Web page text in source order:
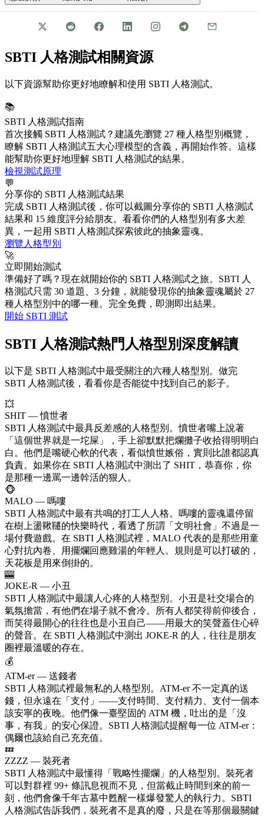
SBTI 人格測試的五大心理模型分別是什麼？+
SBTI 人格測試相關資源
以下資源幫助你更好地瞭解和使用 SBTI 人格測試。
📚
SBTI 人格測試指南
首次接觸 SBTI 人格測試？建議先瀏覽 27 種人格型別概覽，
瞭解 SBTI 人格測試五大心理模型的含義，再開始作答。這樣
能幫助你更好地理解 SBTI 人格測試的結果。
檢視測試原理
💬
分享你的 SBTI 人格測試結果
完成 SBTI 人格測試後，你可以截圖分享你的 SBTI 人格測試
結果和 15 維度評分給朋友。看看你們的人格型別有多大差
異，一起用 SBTI 人格測試探索彼此的抽象靈魂。
瀏覽人格型別
🚀
立即開始測試
準備好了嗎？現在就開始你的 SBTI 人格測試之旅。SBTI 人
格測試只需 30 道題、3 分鐘，就能發現你的抽象靈魂屬於 27
種人格型別中的哪一種。完全免費，即測即出結果。
開始 SBTI 測試
SBTI 人格測試熱門人格型別深度解讀
以下是 SBTI 人格測試中最受關注的六種人格型別。做完
SBTI 人格測試後，看看你是否能從中找到自己的影子。
💥
SHIT — 憤世者
SBTI 人格測試中最具反差感的人格型別。憤世者嘴上說著
「這個世界就是一坨屎」，手上卻默默把爛攤子收拾得明明白
白。他們是嘴硬心軟的代表，看似憤世嫉俗，實則比誰都認真
負責。如果你在 SBTI 人格測試中測出了 SHIT，恭喜你，你
是那種一邊罵一邊幹活的狠人。
🐵
MALO — 嗎嘍
SBTI 人格測試中最有共鳴的打工人人格。嗎嘍的靈魂還停留
在樹上盪鞦韆的快樂時代，看透了所謂「文明社會」不過是一
場付費遊戲。在 SBTI 人格測試裡，MALO 代表的是那些用童
心對抗內卷、用擺爛回應雞湯的年輕人。規則是可以打破的，
天花板是用來倒掛的。
🎰
JOKE-R — 小丑
SBTI 人格測試中最讓人心疼的人格型別。小丑是社交場合的
氣氛擔當，有他們在場子就不會冷。所有人都笑得前仰後合，
而笑得最開心的往往也是小丑自己——用最大的笑聲蓋住心碎
的聲音。在 SBTI 人格測試中測出 JOKE-R 的人，往往是朋友
圈裡最溫暖的存在。
💰
ATM-er — 送錢者
SBTI 人格測試裡最無私的人格型別。ATM-er 不一定真的送
錢，但永遠在「支付」——支付時間、支付精力、支付一個本
該安寧的夜晚。他們像一臺堅固的 ATM 機，吐出的是「沒
事，有我」的安心保證。SBTI 人格測試提醒每一位 ATM-er：
偶爾也該給自己充充值。
💤
ZZZZ — 裝死者
SBTI 人格測試中最懂得「戰略性擺爛」的人格型別。裝死者
可以對群裡 99+ 條訊息視而不見，但當截止時間到來的前一
刻，他們會像千年古墓中甦醒一樣爆發驚人的執行力。SBTI
人格測試告訴我們，裝死者不是真的廢，只是在等那個最關鍵